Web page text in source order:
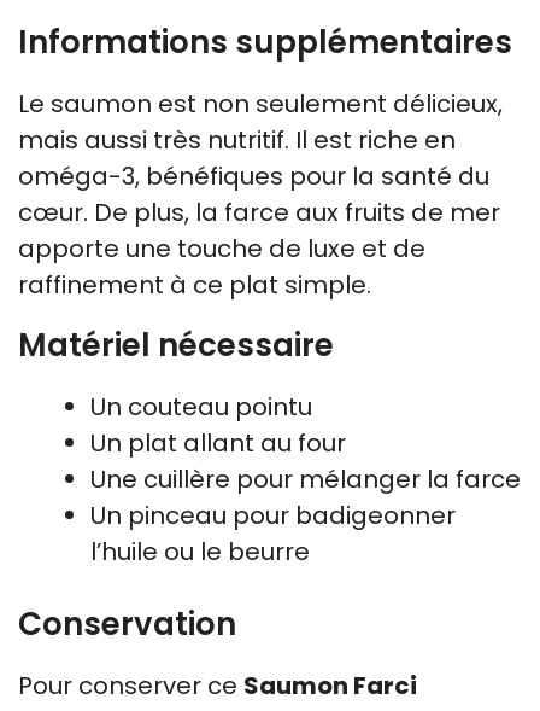
Informations supplémentaires
Le saumon est non seulement délicieux,
mais aussi très nutritif. Il est riche en
oméga-3, bénéfiques pour la santé du
cœur. De plus, la farce aux fruits de mer
apporte une touche de luxe et de
raffinement à ce plat simple.
Matériel nécessaire
Un couteau pointu
Un plat allant au four
Une cuillère pour mélanger la farce
Un pinceau pour badigeonner
l’huile ou le beurre
Conservation
Pour conserver ce Saumon Farci